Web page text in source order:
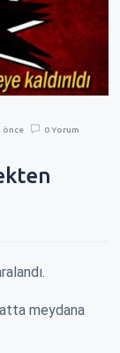
önce 0 Yorum
meydana